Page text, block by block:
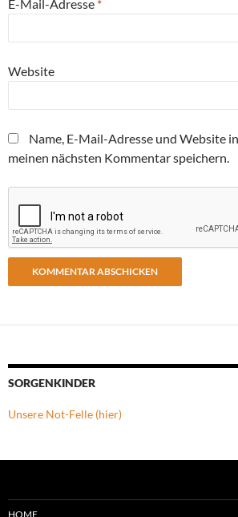
E-Mail-Adresse *
Website
Name, E-Mail-Adresse und Website
meinen nächsten Kommentar speichern.
SORGENKINDER
Unsere Not-Felle (hier)
HOME